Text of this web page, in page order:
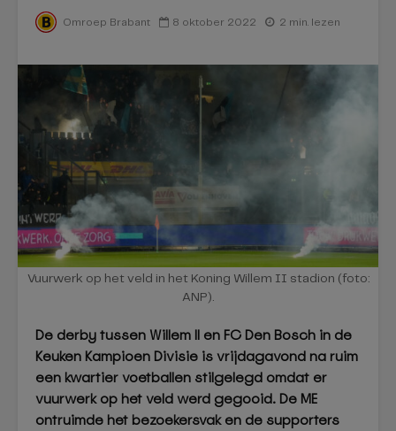
Omroep Brabant 8 oktober 2022 2 min. lezen
Vuurwerk op het veld in het Koning Willem II stadion (foto:
ANP).
De derby tussen Willem II en FC Den Bosch in de
Keuken Kampioen Divisie is vrijdagavond na ruim
een kwartier voetballen stilgelegd omdat er
vuurwerk op het veld werd gegooid. De ME
ontruimde het bezoekersvak en de supporters